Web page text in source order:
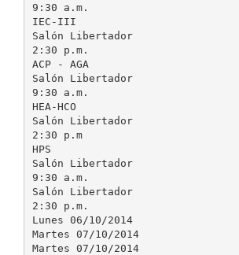
9:30 a.m.
IEC-III
Salón Libertador
2:30 p.m.
ACP - AGA
Salón Libertador
9:30 a.m.
HEA-HCO
Salón Libertador
2:30 p.m
HPS
Salón Libertador
9:30 a.m.
Salón Libertador
2:30 p.m.
Lunes 06/10/2014
Martes 07/10/2014
Martes 07/10/2014